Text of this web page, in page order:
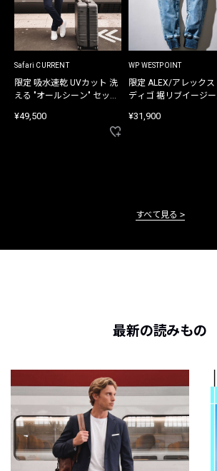
Safari CURRENT
限定 吸水速乾 UVカット 洗
える "オールシーン" セット
¥49,500
WP WESTPOINT
限定 ALEX/アレックス
ディゴ 裾リブイージー
¥31,900
すべて見る
最新の読みもの